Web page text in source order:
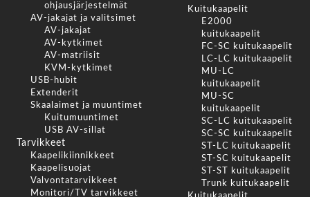
ohjausjärjestelmät
AV-jakajat ja valitsimet
AV-jakajat
AV-kytkimet
AV-matriisit
KVM-kytkimet
USB-hubit
Extenderit
Skaalaimet ja muuntimet
Kuitumuuntimet
USB AV-sillat
Tarvikkeet
Kaapelikiinnikkeet
Kaapelisuojat
Valvontatarvikkeet
Monitori/TV tarvikkeet
Kuitukaapelit
E2000
kuitukaapelit
FC-SC kuitukaapelit
LC-LC kuitukaapelit
MU-LC
kuitukaapelit
MU-SC
kuitukaapelit
SC-LC kuitukaapelit
SC-SC kuitukaapelit
ST-LC kuitukaapelit
ST-SC kuitukaapelit
ST-ST kuitukaapelit
Trunk kuitukaapelit